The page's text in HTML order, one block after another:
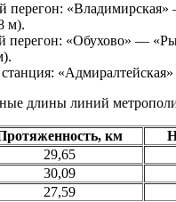
перегон:
м).
«Обухово» —
длины линий
км
29,65
30,09
27,59